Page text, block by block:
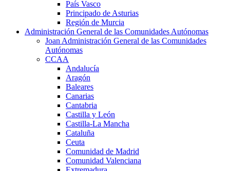
País Vasco
Principado de Asturias
Región de Murcia
Administración General de las Comunidades Autónomas
Joan Administración General de las Comunidades
Autónomas
CCAA
Andalucía
Aragón
Baleares
Canarias
Cantabria
Castilla y León
Castilla-La Mancha
Cataluña
Ceuta
Comunidad de Madrid
Comunidad Valenciana